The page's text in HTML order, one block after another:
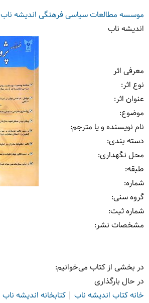
موسسه مطالعات سیاسی فرهنگی اندیشه ناب
اندیشه ناب
معرفی اثر
نوع اثر:
عنوان اثر:
موضوع:
نام نویسنده و یا مترجم:
دسته بندی:
محل نگهداری:
طبقه:
شماره:
گروه سنی:
شماره ثبت:
مشخصات نشر: ‏‫
در بخشی از کتاب می‌خوانیم:
در حال بارگذاری
خانه کتاب اندیشه ناب | کتابخانه اندیشه ناب